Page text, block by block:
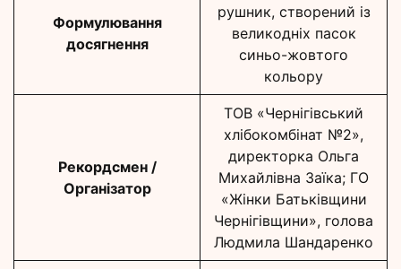
Формулювання
досягнення
рушник, створений із
великодніх пасок
синьо-жовтого
кольору
Рекордсмен /
Організатор
ТОВ «Чернігівський
хлібокомбінат №2»,
директорка Ольга
Михайлівна Заїка; ГО
«Жінки Батьківщини
Чернігівщини», голова
Людмила Шандаренко